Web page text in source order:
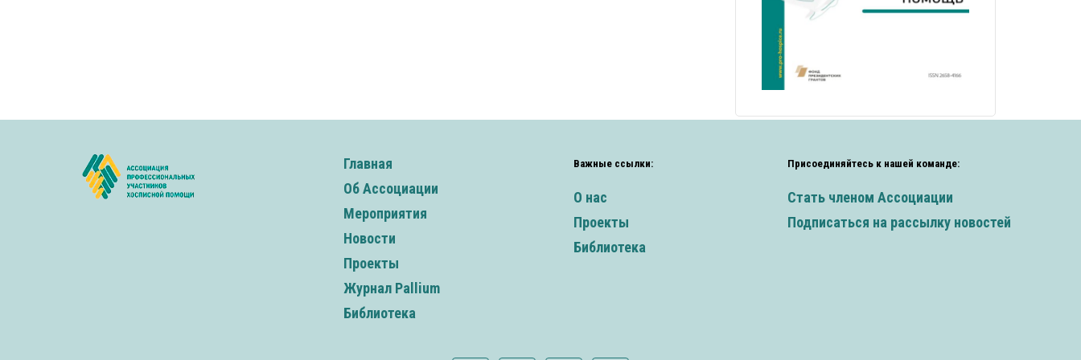
Главная
Об Ассоциации
Мероприятия
Новости
Проекты
Журнал Pallium
Библиотека
Важные ссылки:
О нас
Проекты
Библиотека
Присоединяйтесь к нашей команде:
Стать членом Ассоциации
Подписаться на рассылку новостей